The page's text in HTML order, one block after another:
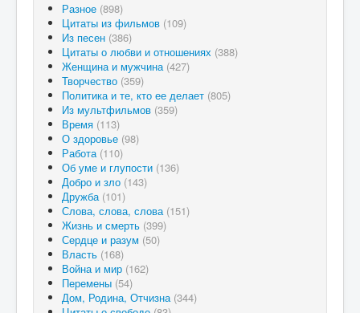
Разное (898)
Цитаты из фильмов (109)
Из песен (386)
Цитаты о любви и отношениях (388)
Женщина и мужчина (427)
Творчество (359)
Политика и те, кто ее делает (805)
Из мультфильмов (359)
Время (113)
О здоровье (98)
Работа (110)
Об уме и глупости (136)
Добро и зло (143)
Дружба (101)
Слова, слова, слова (151)
Жизнь и смерть (399)
Сердце и разум (50)
Власть (168)
Война и мир (162)
Перемены (54)
Дом, Родина, Отчизна (344)